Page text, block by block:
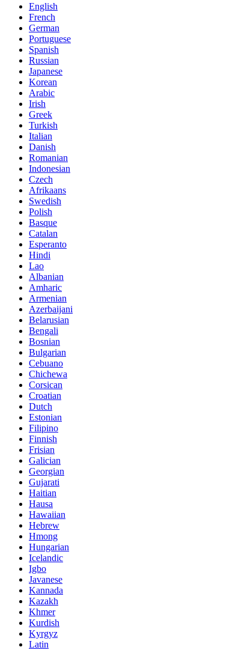
English
French
German
Portuguese
Spanish
Russian
Japanese
Korean
Arabic
Irish
Greek
Turkish
Italian
Danish
Romanian
Indonesian
Czech
Afrikaans
Swedish
Polish
Basque
Catalan
Esperanto
Hindi
Lao
Albanian
Amharic
Armenian
Azerbaijani
Belarusian
Bengali
Bosnian
Bulgarian
Cebuano
Chichewa
Corsican
Croatian
Dutch
Estonian
Filipino
Finnish
Frisian
Galician
Georgian
Gujarati
Haitian
Hausa
Hawaiian
Hebrew
Hmong
Hungarian
Icelandic
Igbo
Javanese
Kannada
Kazakh
Khmer
Kurdish
Kyrgyz
Latin